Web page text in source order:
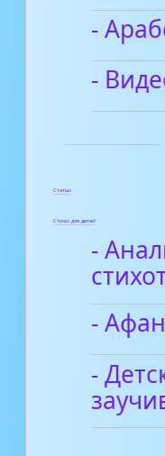
-
-
Статьи
Стихи для детей
-
-
-